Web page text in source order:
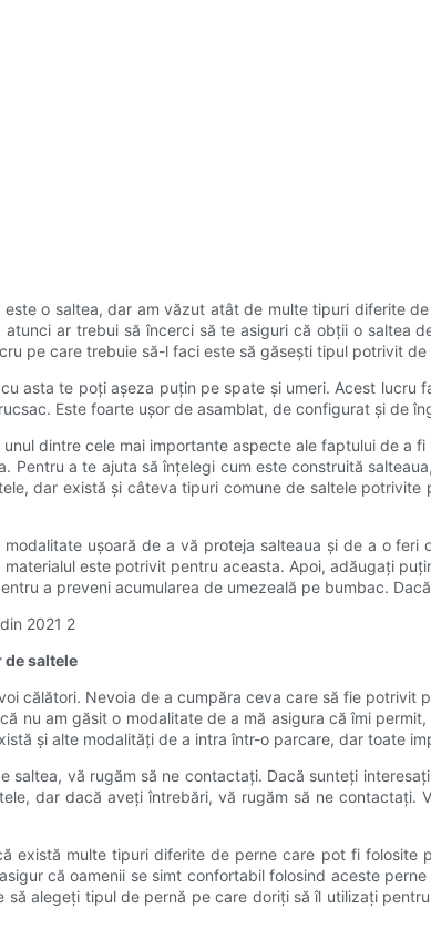
o saltea, dar am văzut atât de multe tipuri diferite
ar trebui să încerci să te asiguri că obții o saltea
pe care trebuie să-l faci este să găsești tipul potrivit
asta te poți așeza puțin pe spate și umeri. Acest
Este foarte ușor de asamblat, de configurat și de
dintre cele mai importante aspecte ale faptului de a
Pentru a te ajuta să înțelegi cum este construită
dar există și câteva tipuri comune de saltele
ușoară de a vă proteja salteaua și de a o
este potrivit pentru aceasta. Apoi, adăugați
a preveni acumularea de umezeală pe bumbac.
saltele
călători. Nevoia de a cumpăra ceva care să fie
nu am găsit o modalitate de a mă asigura că îmi
și alte modalități de a intra într-o parcare, dar toate
saltea, vă rugăm să ne contactați. Dacă sunteți
dar dacă aveți întrebări, vă rugăm să ne
există multe tipuri diferite de perne care pot fi folosite
că oamenii se simt confortabil folosind aceste
să alegeți tipul de pernă pe care doriți să îl utilizați